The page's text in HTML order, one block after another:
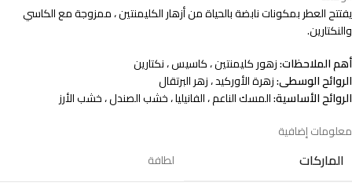
يفتتح العطر بمكونات نابضة بالحياة من أزهار الكليمنتين ، ممزوجة مع الكاسي
والنكتارين.
أهم الملاحظات:زهور كليمنتين ، كاسيس ، نكتارين
الروائح الوسطى:زهرة الأوركيد ، زهر البرتقال
الروائح الأساسية:المسك الناعم ، الفانيليا ، خشب الصندل ، خشب الأرز
معلومات إضافية
الماركات لطافة